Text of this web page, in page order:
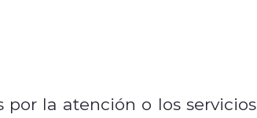
por la atención o los servicios